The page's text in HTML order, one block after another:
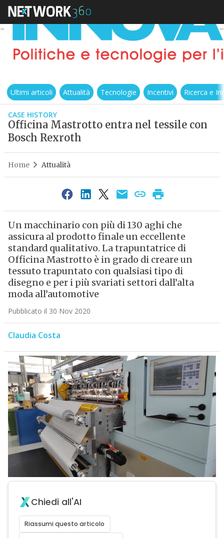
Ultimi articoli Attualità Tecnologie Incentivi Ricerca e
CASE HISTORY
Officina Mastrotto entra nel tessile con
Bosch Rexroth
Home Attualità
Un macchinario con più di 130 aghi che
assicura al prodotto finale un eccellente
standard qualitativo. La trapuntatrice di
Officina Mastrotto è in grado di creare un
tessuto trapuntato con qualsiasi tipo di
disegno e per i più svariati settori dall’alta
moda all’automotive
Pubblicato il 30 Nov 2020
Claudia Costa
Chiedi all'AI
Riassumi questo articolo